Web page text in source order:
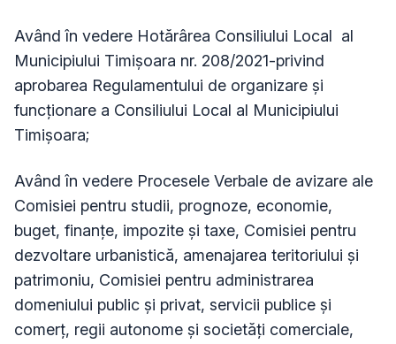
Având în vedere Hotărârea Consiliului Local al
Municipiului Timișoara nr. 208/2021-privind
aprobarea Regulamentului de organizare și
funcționare a Consiliului Local al Municipiului
Timișoara;
Având în vedere Procesele Verbale de avizare ale
Comisiei pentru studii, prognoze, economie,
buget, finanţe, impozite şi taxe, Comisiei pentru
dezvoltare urbanistică, amenajarea teritoriului şi
patrimoniu, Comisiei pentru administrarea
domeniului public şi privat, servicii publice şi
comerţ, regii autonome şi societăţi comerciale,